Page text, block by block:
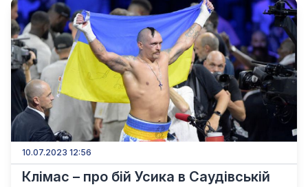
10.07.2023 12:56
Клімас – про бій Усика в Саудівській